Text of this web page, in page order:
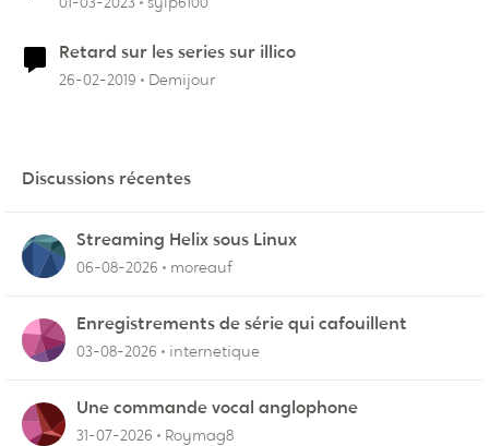
Retard sur les series sur illico
26-02-2019 Demijour
Discussions récentes
Streaming Helix sous Linux
06-08-2026 moreauf
Enregistrements de série qui cafouillent
03-08-2026 internetique
Une commande vocal anglophone
31-07-2026 Roymag8